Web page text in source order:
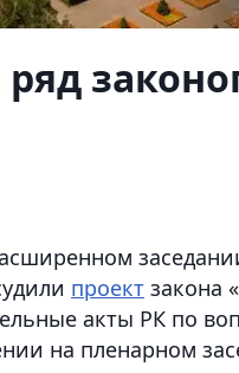
проект закона
акты РК по
на пленарном